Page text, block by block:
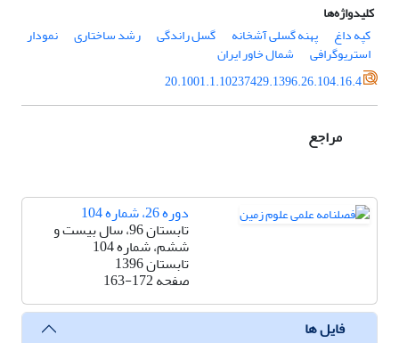
کلیدواژه‌ها
کپه داغ
پهنه گسلی آشخانه گسل راندگی رشد ساختاری نمودار
استریوگرافی
شمال ‌خاور ایران
20.1001.1.10237429.1396.26.104.16.4
مراجع
دوره 26، شماره 104
تابستان 96، سال بیست و
ششم، شماره 104
تابستان 1396
صفحه163-172
فایل ها